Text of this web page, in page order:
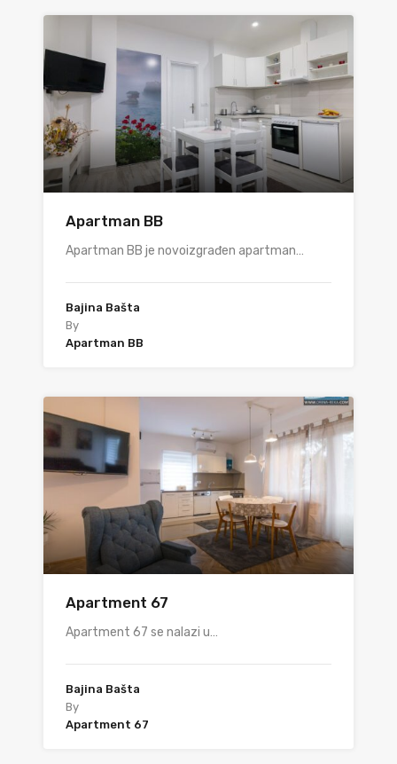
Apartman BB
Apartman BB je novoizgrađen apartman…
Bajina Bašta
By
Apartman BB
Apartment 67
Apartment 67 se nalazi u…
Bajina Bašta
By
Apartment 67